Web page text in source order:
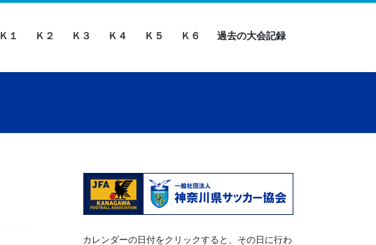
Ｋ１ Ｋ２ Ｋ３ Ｋ４ Ｋ５ Ｋ６ 過去の大会記録
カレンダーの日付をクリックすると、その日に行わ